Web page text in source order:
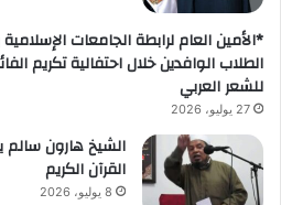
*الأمين العام لرابطة الجامعات
الطلاب الوافدين خلال احتفالية تكريم
للشعر العربي
27 يوليو، 2026
الشيخ هارون سالم
القرآن الكريم
8 يوليو، 2026